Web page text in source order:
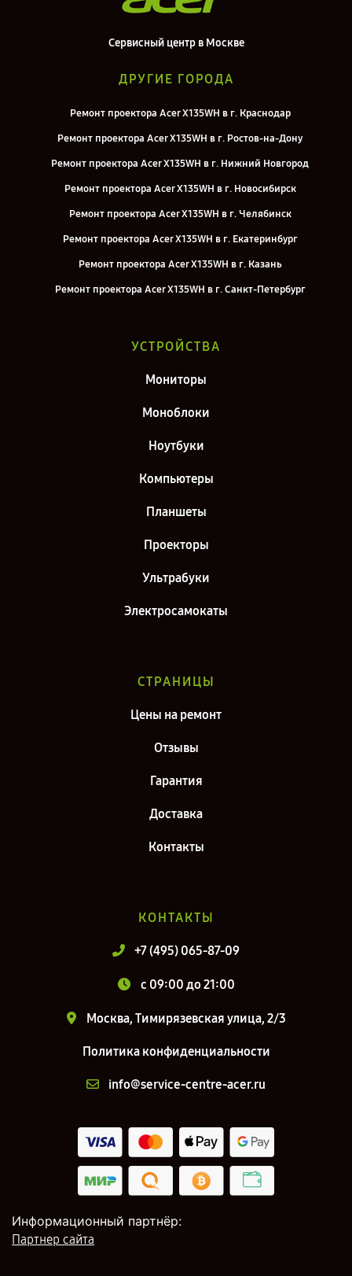
Сервисный центр в Москве
ДРУГИЕ ГОРОДА
Ремонт проектора Acer X135WH в г. Краснодар
Ремонт проектора Acer X135WH в г. Ростов-на-Дону
Ремонт проектора Acer X135WH в г. Нижний Новгород
Ремонт проектора Acer X135WH в г. Новосибирск
Ремонт проектора Acer X135WH в г. Челябинск
Ремонт проектора Acer X135WH в г. Екатеринбург
Ремонт проектора Acer X135WH в г. Казань
Ремонт проектора Acer X135WH в г. Санкт-Петербург
УСТРОЙСТВА
Мониторы
Моноблоки
Ноутбуки
Компьютеры
Планшеты
Проекторы
Ультрабуки
Электросамокаты
СТРАНИЦЫ
Цены на ремонт
Отзывы
Гарантия
Доставка
Контакты
КОНТАКТЫ
+7 (495) 065-87-09
c 09:00 до 21:00
Москва, Тимирязевская улица, 2/3
Политика конфиденциальности
info@service-centre-acer.ru
Информационный партнёр:
Партнер сайта